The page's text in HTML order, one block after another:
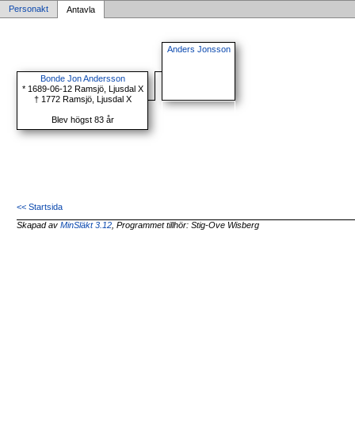
Personakt Antavla
Bonde Jon Andersson
* 1689-06-12 Ramsjö, Ljusdal X
† 1772 Ramsjö, Ljusdal X
Blev högst 83 år
Anders Jonsson
<< Startsida
Skapad avMinSläkt 3.12 , Programmet tillhör: Stig-Ove Wisberg